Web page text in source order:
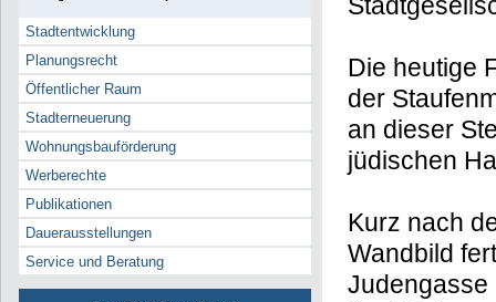
Stadtentwicklung
Planungsrecht
Öffentlicher Raum
Stadterneuerung
Wohnungsbauförderung
Werberechte
Publikationen
Dauerausstellungen
Service und Beratung
Die heutige
der
an dieser
jüdischen
Kurz nach
Wandbild
Judengasse